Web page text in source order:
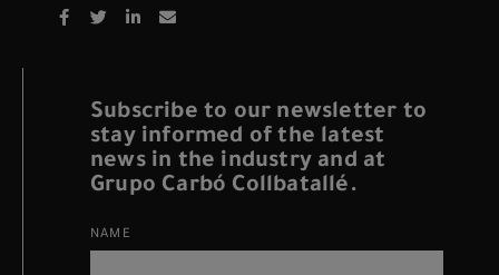
Subscribe to our newsletter to
stay informed of the latest
news in the industry and at
Grupo Carbó Collbatallé.
NAME